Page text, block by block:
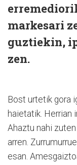
markesari
guztiekin,
zen.
Bost urtetik gora
haietatik. Herrian
Ahaztu nahi
arren.
esan.